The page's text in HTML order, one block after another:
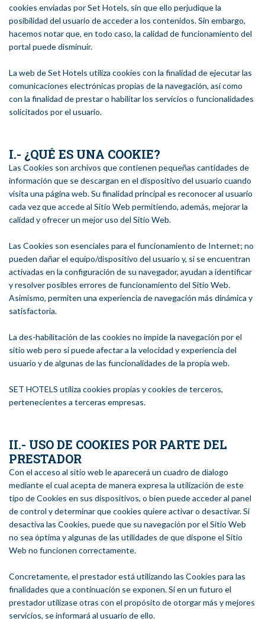
cookies enviadas por Set Hotels, sin que ello perjudique la
posibilidad del usuario de acceder a los contenidos. Sin embargo,
hacemos notar que, en todo caso, la calidad de funcionamiento del
portal puede disminuir.
La web de Set Hotels utiliza cookies con la finalidad de ejecutar las
comunicaciones electrónicas propias de la navegación, así como
con la finalidad de prestar o habilitar los servicios o funcionalidades
solicitados por el usuario.
I.- ¿QUÉ ES UNA COOKIE?
Las Cookies son archivos que contienen pequeñas cantidades de
información que se descargan en el dispositivo del usuario cuando
visita una página web. Su finalidad principal es reconocer al usuario
cada vez que accede al Sitio Web permitiendo, además, mejorar la
calidad y ofrecer un mejor uso del Sitio Web.
Las Cookies son esenciales para el funcionamiento de Internet; no
pueden dañar el equipo/dispositivo del usuario y, si se encuentran
activadas en la configuración de su navegador, ayudan a identificar
y resolver posibles errores de funcionamiento del Sitio Web.
Asimismo, permiten una experiencia de navegación más dinámica y
satisfactoria.
La des-habilitación de las cookies no impide la navegación por el
sitio web pero si puede afectar a la velocidad y experiencia del
usuario y de algunas de las funcionalidades de la propia web.
SET HOTELS utiliza cookies propias y cookies de terceros,
pertenecientes a terceras empresas.
II.- USO DE COOKIES POR PARTE DEL
PRESTADOR
Con el acceso al sitio web le aparecerá un cuadro de dialogo
mediante el cual acepta de manera expresa la utilización de este
tipo de Cookies en sus dispositivos, o bien puede acceder al panel
de control y determinar que cookies quiere activar o desactivar. Si
desactiva las Cookies, puede que su navegación por el Sitio Web
no sea óptima y algunas de las utilidades de que dispone el Sitio
Web no funcionen correctamente.
Concretamente, el prestador está utilizando las Cookies para las
finalidades que a continuación se exponen. Si en un futuro el
prestador utilizase otras con el propósito de otorgar más y mejores
servicios, se informará al usuario de ello.